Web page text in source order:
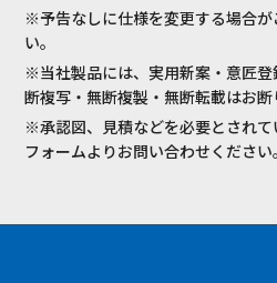
※予告なしに仕様を変更する場合
い。
※当社製品には、実用新案・意匠
断複写・無断複製・無断転載はお断
※承認図、見積などを必要とされ
フォームよりお問い合わせください。